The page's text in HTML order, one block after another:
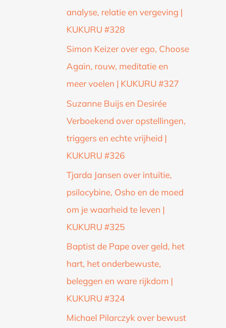
analyse, relatie en vergeving |
KUKURU #328
Simon Keizer over ego, Choose
Again, rouw, meditatie en
meer voelen | KUKURU #327
Suzanne Buijs en Desirée
Verboekend over opstellingen,
triggers en echte vrijheid |
KUKURU #326
Tjarda Jansen over intuïtie,
psilocybine, Osho en de moed
om je waarheid te leven |
KUKURU #325
Baptist de Pape over geld, het
hart, het onderbewuste,
beleggen en ware rijkdom |
KUKURU #324
Michael Pilarczyk over bewust